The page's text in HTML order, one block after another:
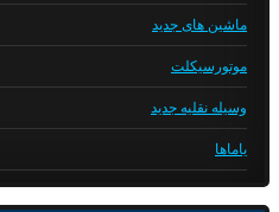
ماشین های جدید
موتورسیکلت
وسیله نقلیه جدید
یاماها